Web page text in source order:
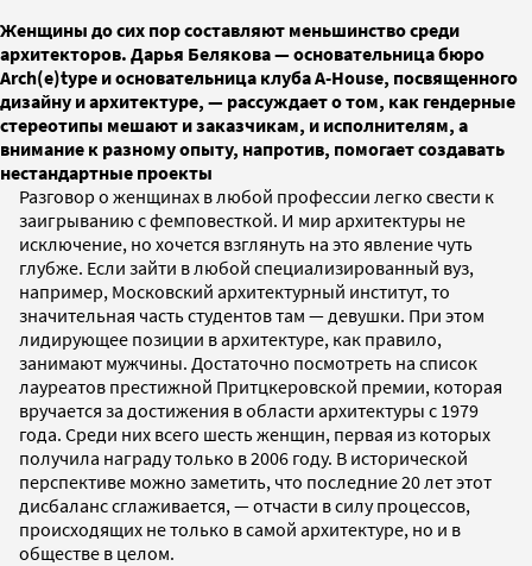
Женщины до сих пор составляют меньшинство среди
архитекторов. Дарья Белякова — основательница бюро
Arch(e)type и основательница клуба A-House, посвященного
дизайну и архитектуре, — рассуждает о том, как гендерные
стереотипы мешают и заказчикам, и исполнителям, а
внимание к разному опыту, напротив, помогает создавать
нестандартные проекты
Разговор о женщинах в любой профессии легко свести к
заигрыванию с фемповесткой. И мир архитектуры не
исключение, но хочется взглянуть на это явление чуть
глубже. Если зайти в любой специализированный вуз,
например, Московский архитектурный институт, то
значительная часть студентов там — девушки. При этом
лидирующее позиции в архитектуре, как правило,
занимают мужчины. Достаточно посмотреть на список
лауреатов престижной Притцкеровской премии, которая
вручается за достижения в области архитектуры с 1979
года. Среди них всего шесть женщин, первая из которых
получила награду только в 2006 году. В исторической
перспективе можно заметить, что последние 20 лет этот
дисбаланс сглаживается, — отчасти в силу процессов,
происходящих не только в самой архитектуре, но и в
обществе в целом.